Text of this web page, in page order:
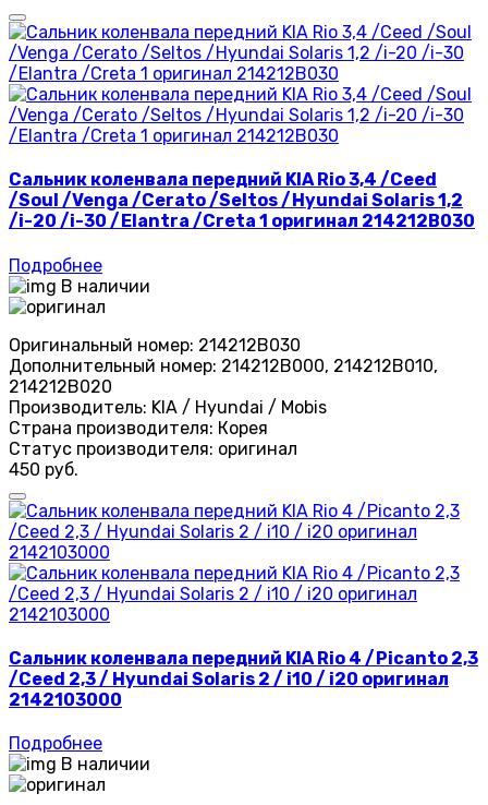
Сальник коленвала передний KIA Rio 3,4 /Ceed
/Soul /Venga /Cerato /Seltos /Hyundai Solaris 1,2
/i-20 /i-30 /Elantra /Creta 1 оригинал 214212B030
Подробнее
В наличии
Оригинальный номер: 214212B030
Дополнительный номер: 214212B000, 214212B010,
214212B020
Производитель: KIA / Hyundai / Mobis
Страна производителя: Корея
Статус производителя: оригинал
450 руб.
Сальник коленвала передний KIA Rio 4 /Picanto 2,3
/Ceed 2,3 / Hyundai Solaris 2 / i10 / i20 оригинал
2142103000
Подробнее
В наличии